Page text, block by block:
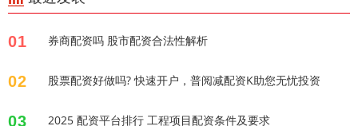
01 券商配资吗 股市配资合法性解析
02 股票配资好做吗? 快速开户，普阅减配资K助您无忧投资
03 2025 配资平台排行 工程项目配资条件及要求